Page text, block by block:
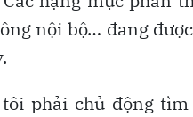
nội bộ… đang
phải chủ động